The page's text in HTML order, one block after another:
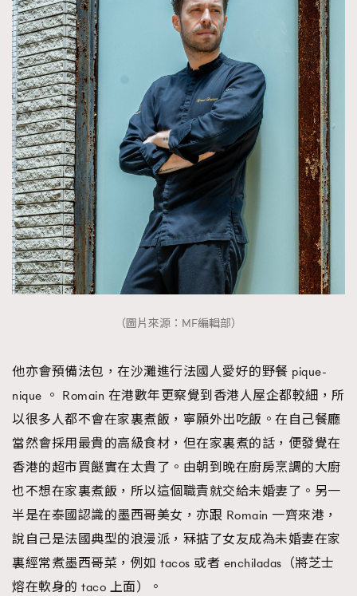
（圖片來源：MF編輯部）
他亦會預備法包，在沙灘進行法國人愛好的野餐 pique-
nique 。 Romain 在港數年更察覺到香港人屋企都較細，所
以很多人都不會在家裏煮飯，寧願外出吃飯。在自己餐廳
當然會採用最貴的高級食材，但在家裏煮的話，便發覺在
香港的超市買餸實在太貴了。由朝到晚在廚房烹調的大廚
也不想在家裏煮飯，所以這個職責就交給未婚妻了。另一
半是在泰國認識的墨西哥美女，亦跟 Romain 一齊來港，
說自己是法國典型的浪漫派，冧掂了女友成為未婚妻在家
裏經常煮墨西哥菜，例如 tacos 或者 enchiladas（將芝士
熔在軟身的 taco 上面）。